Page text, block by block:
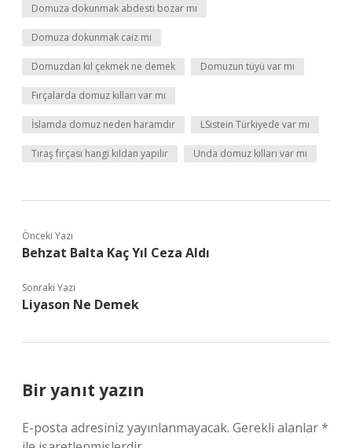
Domuza dokunmak abdesti bozar mı
Domuza dokunmak caiz mi
Domuzdan kıl çekmek ne demek Domuzun tüyü var mı
Fırçalarda domuz kılları var mı
İslamda domuz neden haramdır LSistein Türkiyede var mı
Tıraş fırçası hangi kıldan yapılır Unda domuz kılları var mı
Önceki Yazı
Behzat Balta Kaç Yıl Ceza Aldı
Sonraki Yazı
Liyason Ne Demek
Bir yanıt yazın
E-posta adresiniz yayınlanmayacak. Gerekli alanlar*